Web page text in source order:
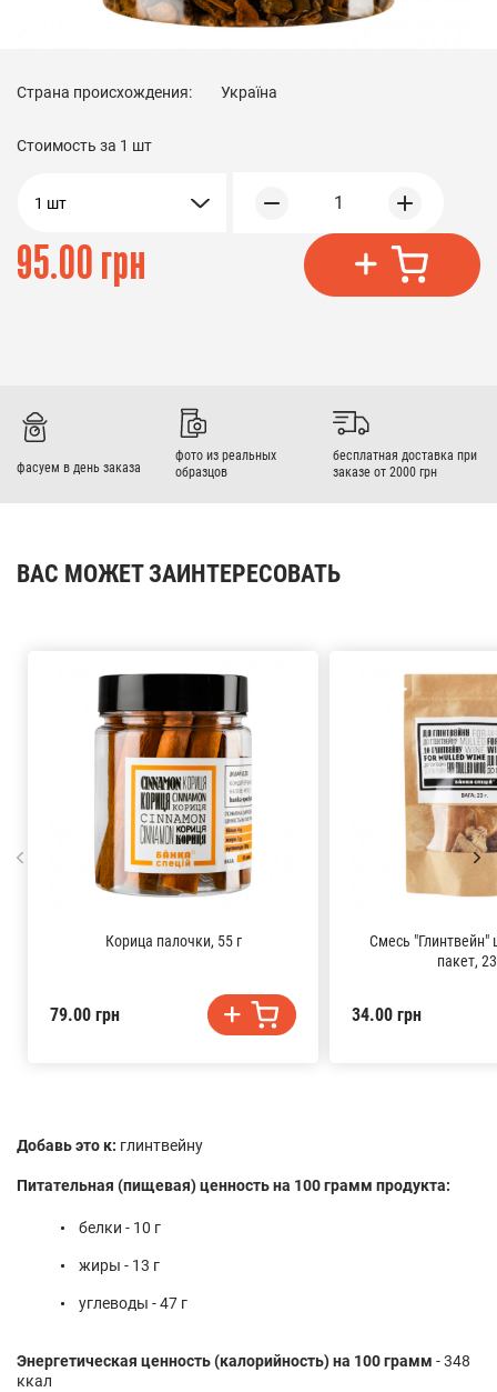
Страна происхождения: Україна
Стоимость за 1 шт
1 шт 1
95.00 грн
фасуем в день заказа
фото из реальных
образцов
бесплатная доставка при
заказе от 2000 грн
Добавь это к: глинтвейну
Питательная (пищевая) ценность на 100 грамм продукта:
белки - 10 г
жиры - 13 г
углеводы - 47 г
Энергетическая ценность (калорийность) на 100 грамм - 348
ккал
ВАС МОЖЕТ ЗАИНТЕРЕСОВАТЬ
Корица палочки, 55 г
79.00 грн
Смесь "Глинтвейн"
пакет,
34.00 грн